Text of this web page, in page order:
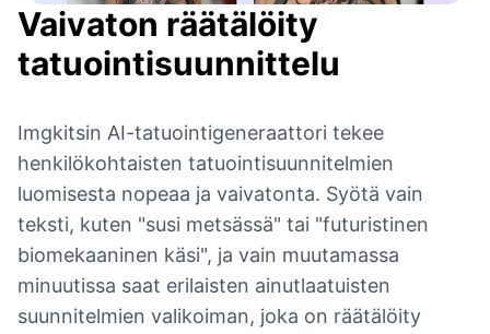
Vaivaton räätälöity
tatuointisuunnittelu
Imgkitsin AI-tatuointigeneraattori tekee
henkilökohtaisten tatuointisuunnitelmien
luomisesta nopeaa ja vaivatonta. Syötä vain
teksti, kuten "susi metsässä" tai "futuristinen
biomekaaninen käsi", ja vain muutamassa
minuutissa saat erilaisten ainutlaatuisten
suunnitelmien valikoiman, joka on räätälöity